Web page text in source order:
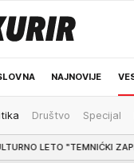
NAJNOVIJE
ODRŽIVA BUDUĆNOST
Društvo Specijal
"TEMNIĆKI ZAPIS 2026":